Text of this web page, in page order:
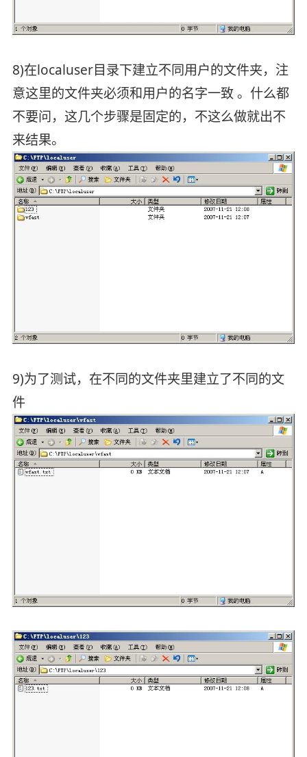
8)在localuser目录下建立不同用户的文件夹，注
意这里的文件夹必须和用户的名字一致 。什么都
不要问，这几个步骤是固定的，不这么做就出不
来结果。
9)为了测试，在不同的文件夹里建立了不同的文
件